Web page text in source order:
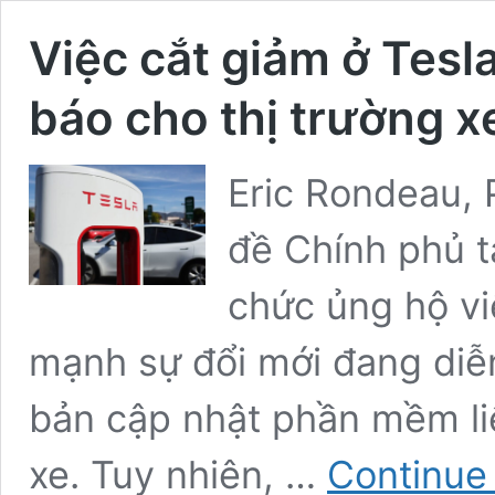
Việc cắt giảm ở
báo cho thị trường
Eric
đề Chính phủ
chức ủng hộ
mạnh sự đổi mới đang
bản cập nhật phần mềm
xe. Tuy nhiên, …